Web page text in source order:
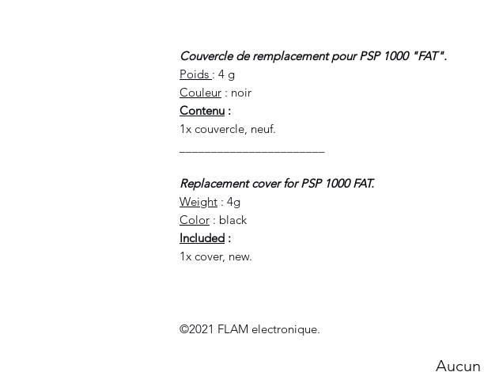
Couvercle de remplacement pour PSP 1000 "FAT".
Poids : 4 g
Couleur : noir
Contenu :
1x couvercle, neuf.
Replacement cover for PSP 1000 FAT.
Weight : 4g
Color : black
Included :
1x cover, new.
©2021 FLAM electronique.